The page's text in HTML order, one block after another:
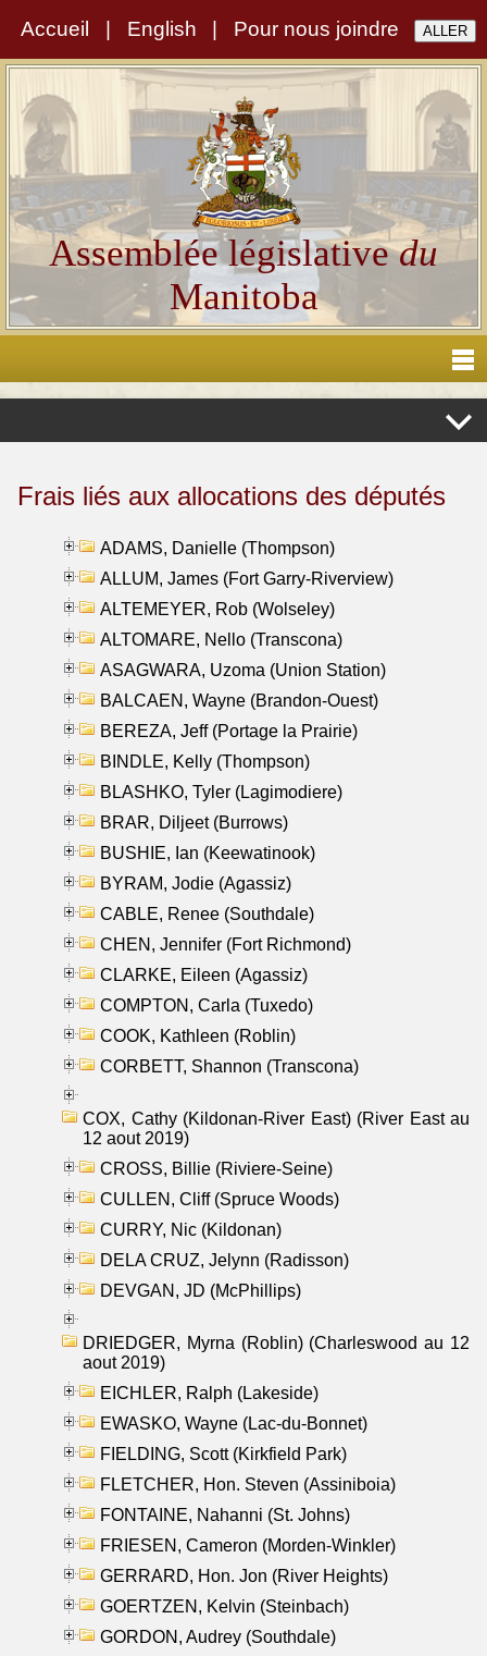
Accueil English Pour nous joindre
Assemblée législativedu
Manitoba
Frais liés aux allocations des députés
ADAMS, Danielle (Thompson)
ALLUM, James (Fort Garry-Riverview)
ALTEMEYER, Rob (Wolseley)
ALTOMARE, Nello (Transcona)
ASAGWARA, Uzoma (Union Station)
BALCAEN, Wayne (Brandon-Ouest)
BEREZA, Jeff (Portage la Prairie)
BINDLE, Kelly (Thompson)
BLASHKO, Tyler (Lagimodiere)
BRAR, Diljeet (Burrows)
BUSHIE, Ian (Keewatinook)
BYRAM, Jodie (Agassiz)
CABLE, Renee (Southdale)
CHEN, Jennifer (Fort Richmond)
CLARKE, Eileen (Agassiz)
COMPTON, Carla (Tuxedo)
COOK, Kathleen (Roblin)
CORBETT, Shannon (Transcona)
COX, Cathy (Kildonan-River East) (River East au
12 aout 2019)
CROSS, Billie (Riviere-Seine)
CULLEN, Cliff (Spruce Woods)
CURRY, Nic (Kildonan)
DELA CRUZ, Jelynn (Radisson)
DEVGAN, JD (McPhillips)
DRIEDGER, Myrna (Roblin) (Charleswood au 12
aout 2019)
EICHLER, Ralph (Lakeside)
EWASKO, Wayne (Lac-du-Bonnet)
FIELDING, Scott (Kirkfield Park)
FLETCHER, Hon. Steven (Assiniboia)
FONTAINE, Nahanni (St. Johns)
FRIESEN, Cameron (Morden-Winkler)
GERRARD, Hon. Jon (River Heights)
GOERTZEN, Kelvin (Steinbach)
GORDON, Audrey (Southdale)